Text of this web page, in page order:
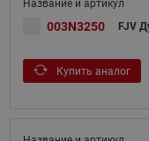
003N3250 FJV
Купить аналог